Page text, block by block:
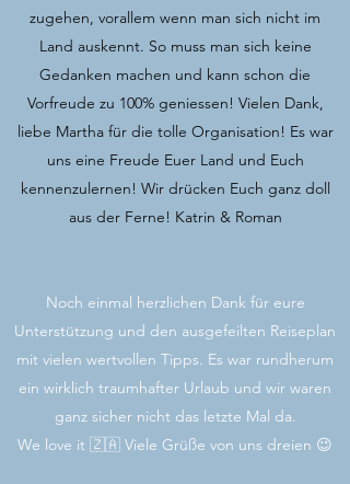
zugehen, vorallem wenn man sich nicht im
Land auskennt. So muss man sich keine
Gedanken machen und kann schon die
Vorfreude zu 100% geniessen! Vielen Dank,
liebe Martha für die tolle Organisation! Es war
uns eine Freude Euer Land und Euch
kennenzulernen! Wir drücken Euch ganz doll
aus der Ferne! Katrin & Roman
Noch einmal herzlichen Dank für eure
Unterstützung und den ausgefeilten Reiseplan
mit vielen wertvollen Tipps. Es war rundherum
ein wirklich traumhafter Urlaub und wir waren
ganz sicher nicht das letzte Mal da.
We love it 🇿🇦 Viele Grüße von uns dreien 😉